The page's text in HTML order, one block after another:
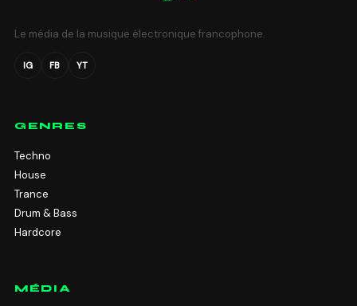
Le média de la musique électronique francophone.
IG FB YT
GENRES
Techno
House
Trance
Drum & Bass
Hardcore
MÉDIA